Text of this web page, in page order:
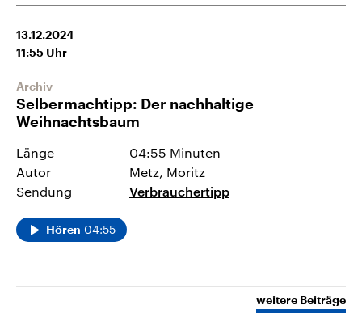
13.12.2024
11:55 Uhr
Archiv
Selbermachtipp: Der nachhaltige
Weihnachtsbaum
Länge
04:55 Minuten
Autor
Metz, Moritz
Sendung
Verbrauchertipp
Hören 04:55
weitere Beiträge